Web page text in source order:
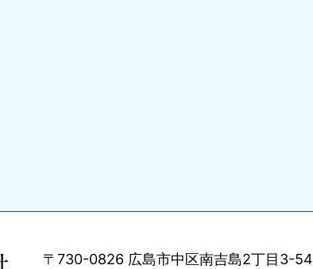
〒730-0826 広島市中区南吉島2丁目3-54